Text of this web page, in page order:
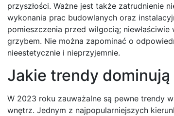
przyszłości. Ważne jest także zatrudnienie
wykonania prac budowlanych oraz
pomieszczenia przed wilgocią;
grzybem. Nie można zapominać o
nieestetycznie i nieprzyjemnie.
Jakie trendy
W 2023 roku zauważalne są pewne trendy
wnętrz. Jednym z najpopularniejszych